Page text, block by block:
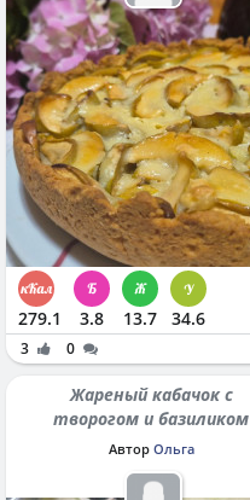
279.1 3.8 13.7 34.6
3 0
Жареный кабачок с
творогом и базиликом
Автор Ольга